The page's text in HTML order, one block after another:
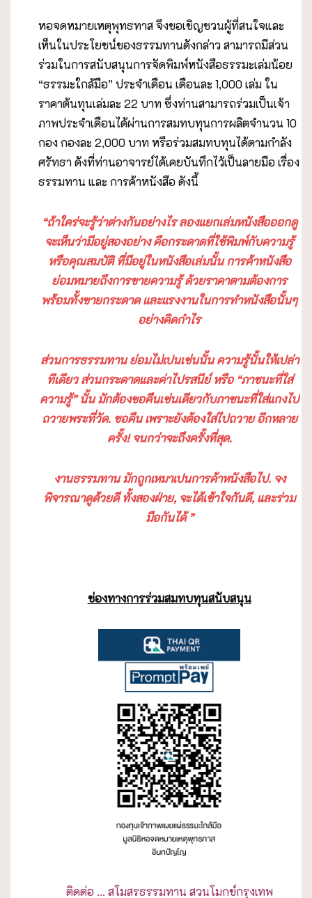
หอจดหมายเหตุพุทธทาส จึงขอเชิญชวนผู้ที่สนใจและ
เห็นในประโยชน์ของธรรมทานดังกล่าว สามารถมีส่วน
ร่วมในการสนับสนุนการจัดพิมพ์หนังสือธรรมะเล่มน้อย
“ธรรมะใกล้มือ” ประจำเดือน เดือนละ 1,000 เล่ม ใน
ราคาต้นทุนเล่มละ 22 บาท ซึ่งท่านสามารถร่วมเป็นเจ้า
ภาพประจำเดือนได้ผ่านการสมทบทุนการผลิตจำนวน 10
กอง กองละ 2,000 บาท หรือร่วมสมทบทุนได้ตามกำลัง
ศรัทธา ดังที่ท่านอาจารย์ได้เคยบันทึกไว้เป็นลายมือ เรื่อง
ธรรมทาน และ การค้าหนังสือ ดังนี้
“ถ้าใคร่จะรู้ว่าต่างกันอย่างไร ลองแยกเล่มหนังสือออกดู
จะเห็นว่ามีอยู่สองอย่าง คือกระดาดที่ใช้พิมพ์กับความรู้
หรือคุณสมบัติ ที่มีอยู่ในหนังสือเล่มนั้น การค้าหนังสือ
ย่อมหมายถึงการขายความรู้ ด้วยราคาตามต้องการ
พร้อมทั้งขายกระดาด และแรงงานในการทำหนังสือนั้นๆ
อย่างคิดกำไร
ส่วนการธรรมทาน ย่อมไม่เปนเช่นนั้น ความรู้นั้นให้เปล่า
ทีเดียว ส่วนกระดาดและค่าไปรสนีย์ หรือ “ภาชนะที่ใส่
ความรู้” นั้น มักต้องขอคืนเช่นเดียวกับภาชนะที่ใส่แกงไป
ถวายพระที่วัด. ขอคืน เพราะยังต้องใส่ไปถวาย อีกหลาย
ครั้ง! จนกว่าจะถึงครั้งที่สุด.
งานธรรมทาน มักถูกเหมาเปนการค้าหนังสือไป. จง
พิจารณาดูด้วยดี ทั้งสองฝ่าย, จะได้เข้าใจกันดี, และร่วม
มือกันได้ ”
ช่องทางการร่วมสมทบทุนสนับสนุน
ติดต่อ ... สโมสรธรรมทาน สวนโมกข์กรุงเทพ